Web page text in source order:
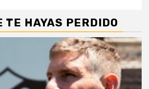
TE HAYAS PERDIDO